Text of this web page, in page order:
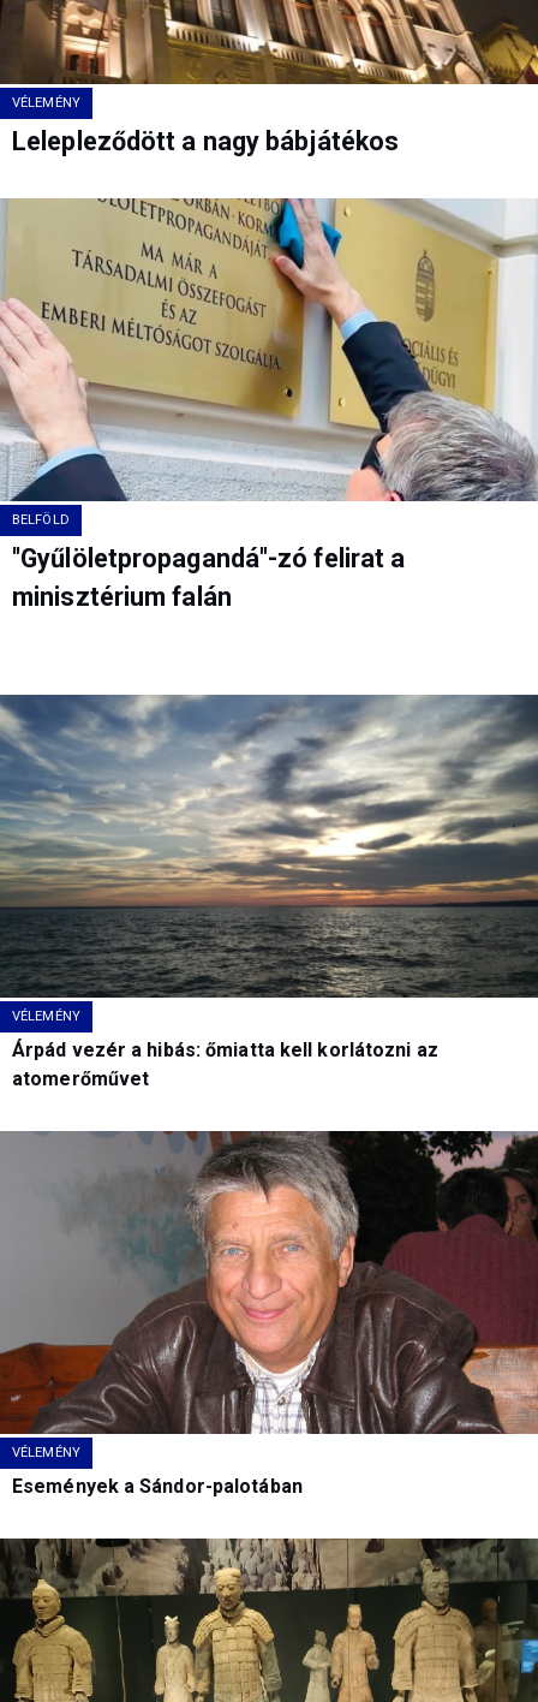
VÉLEMÉNY
Lelepleződött a nagy bábjátékos
BELFÖLD
"Gyűlöletpropagandá"-zó felirat a
minisztérium falán
VÉLEMÉNY
Árpád vezér a hibás: őmiatta kell korlátozni az
atomerőművet
VÉLEMÉNY
Események a Sándor-palotában